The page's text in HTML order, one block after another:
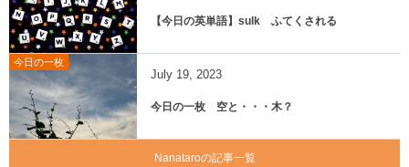
【今日の英単語】sulk ふてくされる
今日の一枚
July 19, 2023
今日の一枚 空と・・・木？
Nanataroの記事一覧